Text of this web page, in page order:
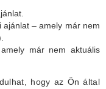
– amely már nem
már nem aktuális
hogy az Ön által